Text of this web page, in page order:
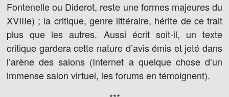
Fontenelle ou Diderot, reste une formes majeures du
XVIIIe) ; la critique, genre littéraire, hérite de ce trait
plus que les autres. Aussi écrit soit-il, un texte
critique gardera cette nature d’avis émis et jeté dans
l’arène des salons (Internet a quelque chose d’un
immense salon virtuel, les forums en témoignent).